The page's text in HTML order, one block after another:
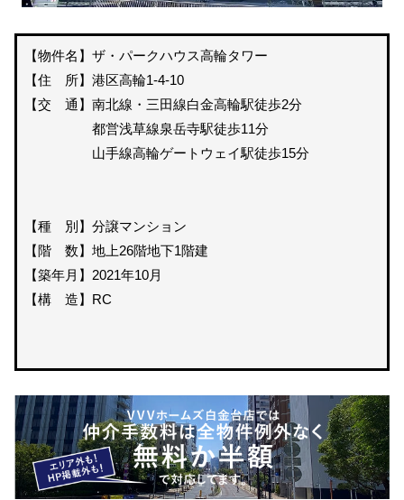
【物件名】ザ・パークハウス高輪タワー
【住 所】港区高輪1-4-10
【交 通】南北線・三田線白金高輪駅徒歩2分
都営浅草線泉岳寺駅徒歩11分
山手線高輪ゲートウェイ駅徒歩15分
【種 別】分譲マンション
【階 数】地上26階地下1階建
【築年月】2021年10月
【構 造】RC